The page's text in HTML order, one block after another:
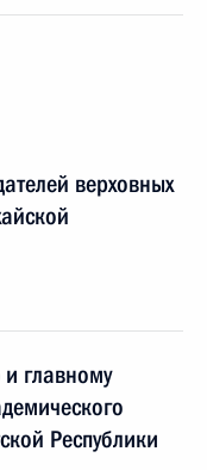
верховных
главному
Республики